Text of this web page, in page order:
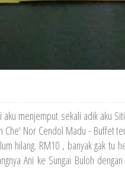
menjemput sekali adik aku
Nor Cendol Madu - Buffet
hilang. RM10 , banyak gak tu
Ani ke Sungai Buloh